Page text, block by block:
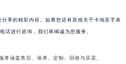
分享的精彩内容。如果您还有其他关于卡地亚手表
话进行咨询，我们将竭诚为您服务。